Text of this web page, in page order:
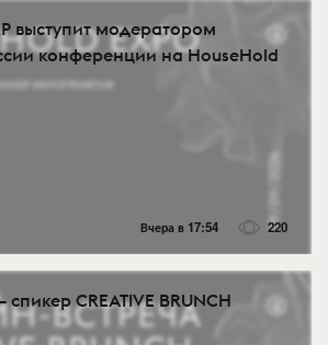
выступит модератором
конференции на HouseHold
Вчера в 17:54 220
CREATIVE BRUNCH